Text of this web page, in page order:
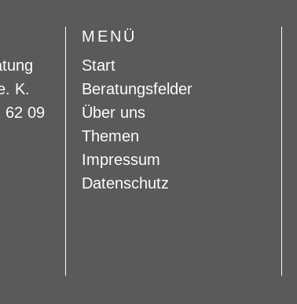
K.
62 09
MENÜ
Start
Beratungsfelder
Über uns
Themen
Impressum
Datenschutz